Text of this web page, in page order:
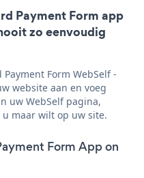
Payment Form app
zo eenvoudig
Form WebSelf -
website aan en voeg
uw WebSelf pagina,
maar wilt op uw site.
Form App on